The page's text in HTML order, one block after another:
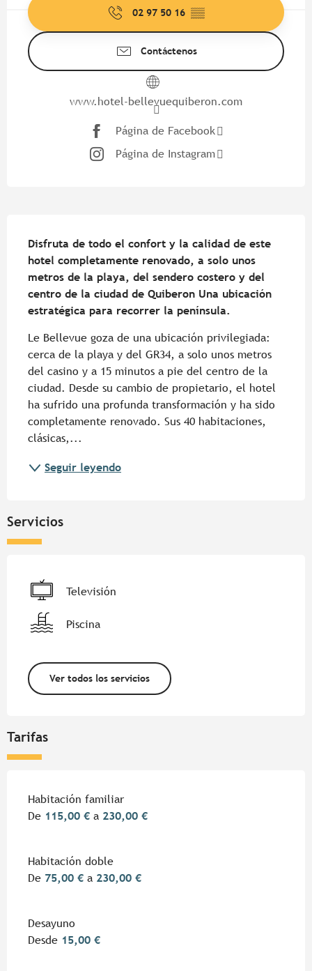
02 97 50 16 ▒▒
Contáctenos
www.hotel-bellevuequiberon.com
Página de Facebook
Página de Instagram
Disfruta de todo el confort y la calidad de este
hotel completamente renovado, a solo unos
metros de la playa, del sendero costero y del
centro de la ciudad de Quiberon Una ubicación
estratégica para recorrer la península.
Le Bellevue goza de una ubicación privilegiada:
cerca de la playa y del GR34, a solo unos metros
del casino y a 15 minutos a pie del centro de la
ciudad. Desde su cambio de propietario, el hotel
ha sufrido una profunda transformación y ha sido
completamente renovado. Sus 40 habitaciones,
clásicas,...
Seguir leyendo
Servicios
Televisión
Piscina
Ver todos los servicios
Tarifas
Tarifas 2026
Habitación familiar
De 115,00 € a 230,00 €
Habitación doble
De 75,00 € a 230,00 €
Desayuno
Desde 15,00 €